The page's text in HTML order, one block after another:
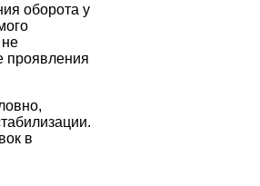
оборота у
проявления
в